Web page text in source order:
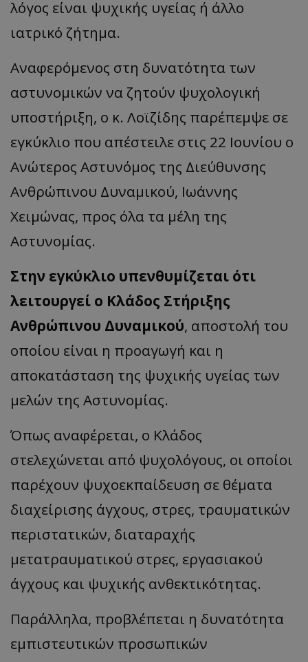
λόγος είναι ψυχικής υγείας ή άλλο
ιατρικό ζήτημα.
Αναφερόμενος στη δυνατότητα των
αστυνομικών να ζητούν ψυχολογική
υποστήριξη, ο κ. Λοϊζίδης παρέπεμψε σε
εγκύκλιο που απέστειλε στις 22 Ιουνίου ο
Ανώτερος Αστυνόμος της Διεύθυνσης
Ανθρώπινου Δυναμικού, Ιωάννης
Χειμώνας, προς όλα τα μέλη της
Αστυνομίας.
Στην εγκύκλιο υπενθυμίζεται ότι
λειτουργεί ο Κλάδος Στήριξης
Ανθρώπινου Δυναμικού, αποστολή του
οποίου είναι η προαγωγή και η
αποκατάσταση της ψυχικής υγείας των
μελών της Αστυνομίας.
Όπως αναφέρεται, ο Κλάδος
στελεχώνεται από ψυχολόγους, οι οποίοι
παρέχουν ψυχοεκπαίδευση σε θέματα
διαχείρισης άγχους, στρες, τραυματικών
περιστατικών, διαταραχής
μετατραυματικού στρες, εργασιακού
άγχους και ψυχικής ανθεκτικότητας.
Παράλληλα, προβλέπεται η δυνατότητα
εμπιστευτικών προσωπικών